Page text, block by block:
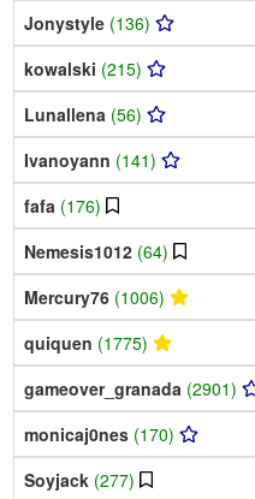
Jonystyle (136)
kowalski (215)
Lunallena (56)
Ivanoyann (141)
fafa (176)
Nemesis1012 (64)
Mercury76 (1006)
quiquen (1775)
gameover_granada (2901)
monicaj0nes (170)
Soyjack (277)